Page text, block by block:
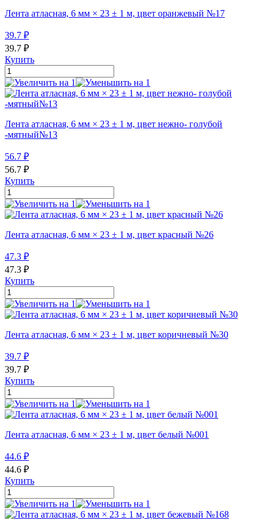
Лента атласная, 6 мм × 23 ± 1 м, цвет оранжевый №17
39.7 ₽
39.7 ₽
Купить
Лента атласная, 6 мм × 23 ± 1 м, цвет нежно- голубой
-мятный№13
56.7 ₽
56.7 ₽
Купить
Лента атласная, 6 мм × 23 ± 1 м, цвет красный №26
47.3 ₽
47.3 ₽
Купить
Лента атласная, 6 мм × 23 ± 1 м, цвет коричневый №30
39.7 ₽
39.7 ₽
Купить
Лента атласная, 6 мм × 23 ± 1 м, цвет белый №001
44.6 ₽
44.6 ₽
Купить